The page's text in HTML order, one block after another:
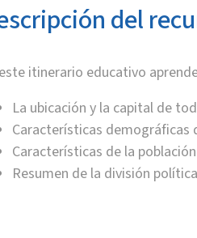
del
itinerario educativo
La ubicación y la capital de
Características demográficas
Características de la
Resumen de la división